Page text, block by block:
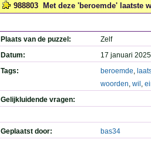
988803 Met deze 'beroemde' laatste
Plaats van de puzzel:
Zelf
Datum:
17 januari
Tags:
beroemde,
woorden, wil ,
Gelijkluidende vragen:
Geplaatst door: bas34